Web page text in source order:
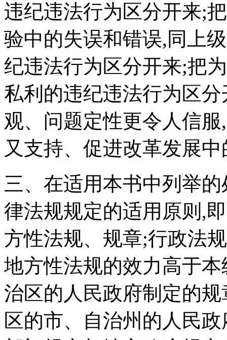
违纪违法行为区分开来;
验中的失误和错误,同上
纪违法行为区分开来;把
私利的违纪违法行为区
观、问题定性更令人信
又支持、促进改革发展
三、在适用本书中列举
律法规规定的适用原则,
方性法规、规章;行政法
地方性法规的效力高于
治区的人民政府制定的
区的市、自治州的人民